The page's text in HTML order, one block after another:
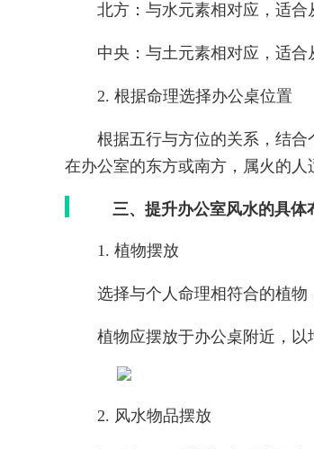
北方：与水元素相对应，适合
中央：与土元素相对应，适合
2. 根据命理选择办公桌位置
根据五行与方位的关系，结
在办公室的东方或南方，属火的人
三、提升办公室风水的具体
1. 植物摆放
选择与个人命理相符合的植物
植物应摆放于办公桌附近，以
2. 风水物品摆放